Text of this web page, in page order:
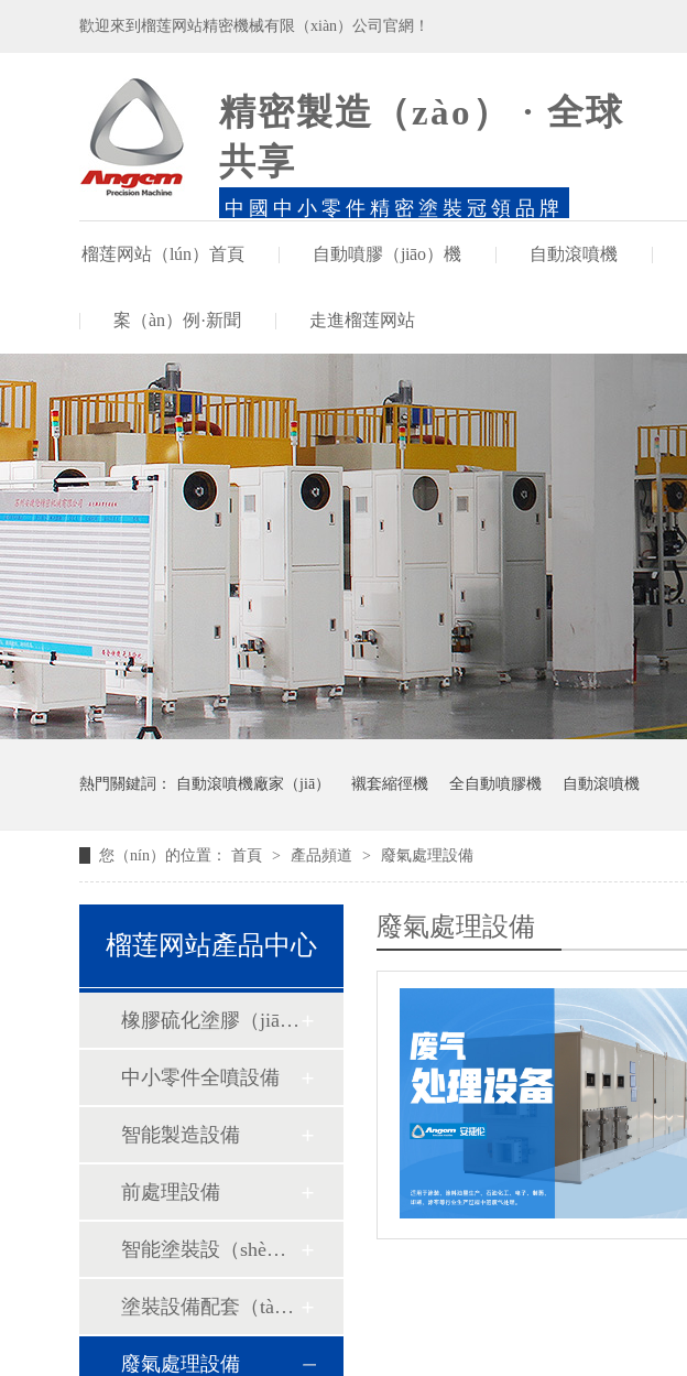
歡迎來到榴莲网站精密機械有限（xiàn）公司官網！
精密製造（zào） · 全球
共享
中國中小零件精密塗裝冠領品牌
榴莲网站（lún）首頁 自動噴膠（jiāo）機 自動滾噴機
案（àn）例·新聞 走進榴莲网站
熱門關鍵詞： 自動滾噴機廠家（jiā） 襯套縮徑機 全自動噴膠機 自動滾噴機
您（nín）的位置： 首頁 > 產品頻道 > 廢氣處理設備
榴莲网站產品中心
橡膠硫化塗膠（jiāo）設備
中小零件全噴設備
智能製造設備
前處理設備
智能塗裝設（shè）備
塗裝設備配套（tào）產品
廢氣處理設備
廢氣處理設備